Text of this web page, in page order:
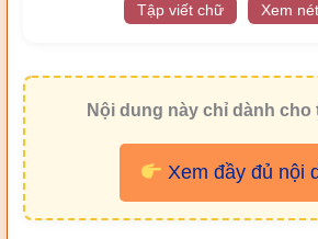
Tập viết chữ Xem
Nội dung này chỉ dành cho
Xem đầy đủ nội